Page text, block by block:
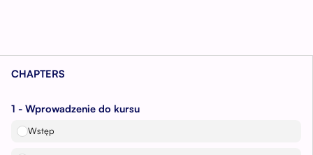
CHAPTERS
1 - Wprowadzenie do kursu
Wstęp